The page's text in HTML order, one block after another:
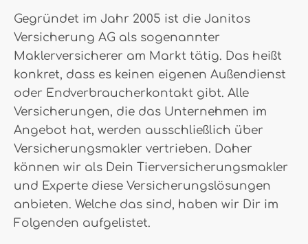
Gegründet im Jahr 2005 ist die Janitos
Versicherung AG als sogenannter
Maklerversicherer am Markt tätig. Das heißt
konkret, dass es keinen eigenen Außendienst
oder Endverbraucherkontakt gibt. Alle
Versicherungen, die das Unternehmen im
Angebot hat, werden ausschließlich über
Versicherungsmakler vertrieben. Daher
können wir als Dein Tierversicherungsmakler
und Experte diese Versicherungslösungen
anbieten. Welche das sind, haben wir Dir im
Folgenden aufgelistet.